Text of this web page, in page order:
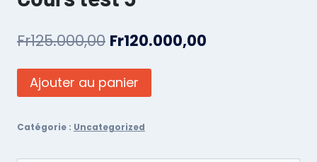
Fr125.000,00 Fr120.000,00
Ajouter au panier
Catégorie : Uncategorized